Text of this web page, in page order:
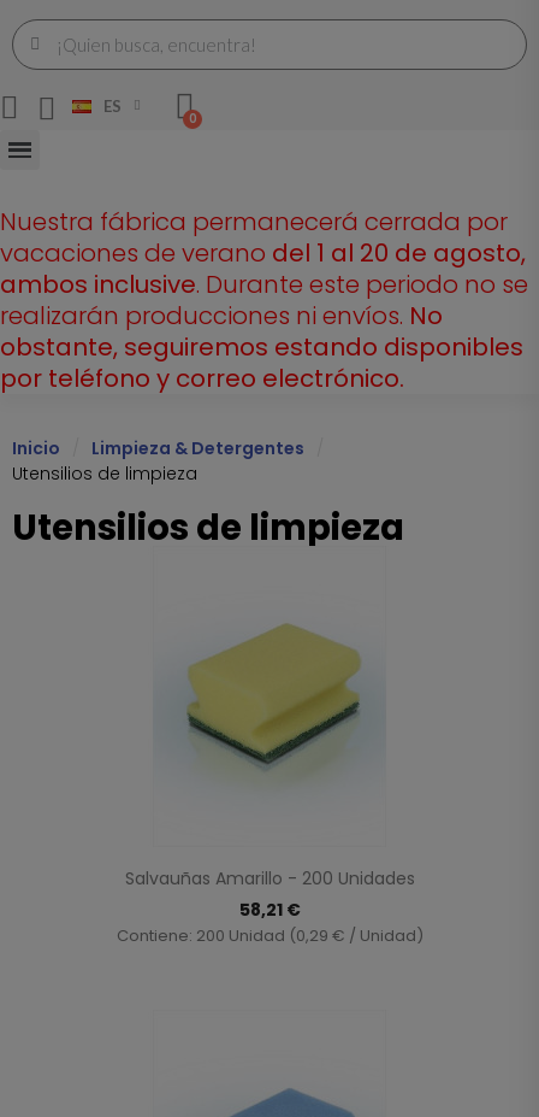
ES
Nuestra fábrica permanecerá cerrada por
vacaciones de verano del 1 al 20 de agosto,
ambos inclusive. Durante este periodo no se
realizarán producciones ni envíos. No
obstante, seguiremos estando disponibles
por teléfono y correo electrónico.
Inicio
Limpieza & Detergentes
Utensilios de limpieza
Utensilios de limpieza
Salvauñas Amarillo - 200 Unidades
58,21 €
Contiene: 200 Unidad (0,29 € / Unidad)